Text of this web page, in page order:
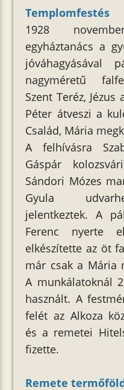
Templomfestés
1928
egyháztanács a
jóváhagyásával
nagyméretű
Szent Teréz,
Péter átveszi a
Család, Mária
A felhívásra
Gáspár
Sándori Mózes
Gyula
jelentkeztek. A
Ferenc nyerte
elkészítette az öt
már csak a Mária
A munkálatoknál
használt. A
felét az Alkoza
és a remetei
fizette.
Remete